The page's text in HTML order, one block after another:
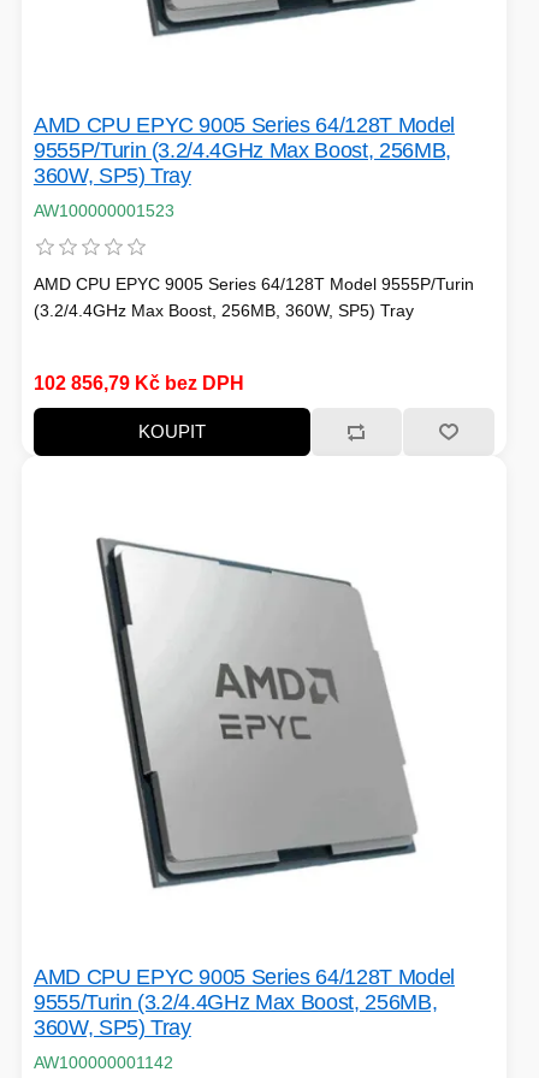
HERNÍ STOLY
CHLAZENÍ
NABÍJECÍ STANICE
ALARMY A SETY
PŘÍSTUPOVÝ SYSTÉM
INDUKCE - VAŘIČE
PRAČKY
AMD CPU EPYC 9005 Series 64/128T Model
9555P/Turin (3.2/4.4GHz Max Boost, 256MB,
360W, SP5) Tray
AW100000001523
AMD CPU EPYC 9005 Series 64/128T Model 9555P/Turin
(3.2/4.4GHz Max Boost, 256MB, 360W, SP5) Tray
102 856,79 Kč bez DPH
KOUPIT
AMD CPU EPYC 9005 Series 64/128T Model
9555/Turin (3.2/4.4GHz Max Boost, 256MB,
360W, SP5) Tray
AW100000001142